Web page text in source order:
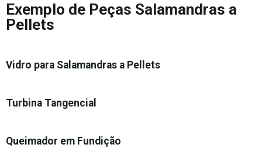
Exemplo de Peças Salamandras a
Pellets
Vidro para Salamandras a Pellets
Turbina Tangencial
Queimador em Fundição